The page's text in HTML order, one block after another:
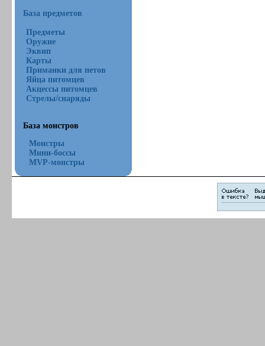
База предметов
Предметы
Оружие
Эквип
Карты
Приманки для петов
Яйца питомцев
Акцессы питомцев
Стрелы/снаряды
База монстров
Монстры
Мини-боссы
MVP-монстры